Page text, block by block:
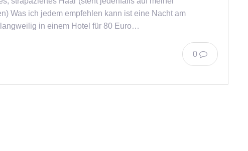
Was ich jedem empfehlen kann ist eine Nacht am
in einem Hotel für 80 Euro…
0